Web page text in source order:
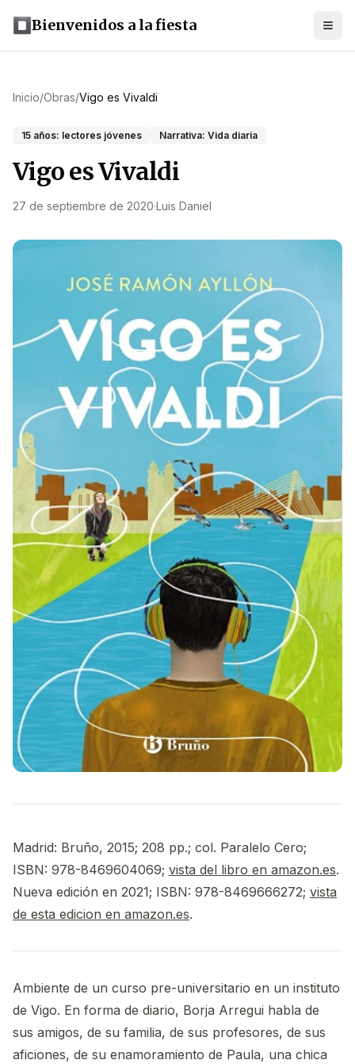
Bienvenidos a la fiesta
Inicio/Obras/Vigo es Vivaldi
15 años: lectores jóvenes Narrativa: Vida diaria
Vigo es Vivaldi
27 de septiembre de 2020·Luis Daniel
Madrid: Bruño, 2015; 208 pp.; col. Paralelo Cero;
ISBN: 978-8469604069; vista del libro en amazon.es.
Nueva edición en 2021; ISBN: 978-8469666272; vista
de esta edicion en amazon.es.
Ambiente de un curso pre-universitario en un instituto
de Vigo. En forma de diario, Borja Arregui habla de
sus amigos, de su familia, de sus profesores, de sus
aficiones, de su enamoramiento de Paula, una chica